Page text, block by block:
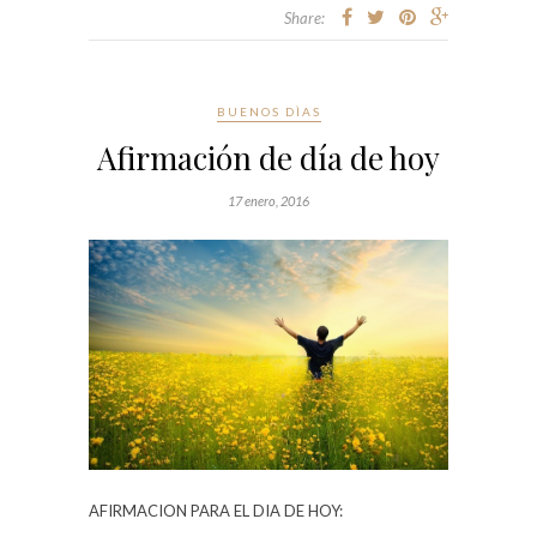
Share:
BUENOS DÌAS
Afirmación de día de hoy
17 enero, 2016
AFIRMACION PARA EL DIA DE HOY: